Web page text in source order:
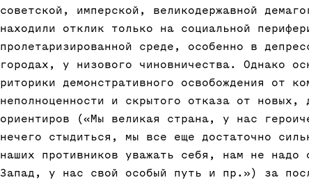
советской, имперской, великодержавной
находили отклик только на социальной
пролетаризированной среде, особенно в
городах, у низового чиновничества. Однако
риторики демонстративного освобождения от
неполноценности и скрытого отказа от новых,
ориентиров («Мы великая страна, у нас
нечего стыдиться, мы все еще достаточно
наших противников уважать себя, нам не надо
Запад, у нас свой особый путь и пр.») за